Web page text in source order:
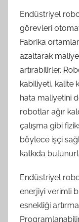
Endüstriyel
görevleri
Fabrika
azaltarak
artırabilirler.
kabiliyeti, kalite
hata maliyetini
robotlar ağır
çalışma gibi
böylece işçi
katkıda
Endüstriyel
enerjiyi verimli
esnekliği